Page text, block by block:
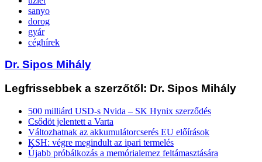
sanyo
dorog
gyár
céghírek
Dr. Sipos Mihály
Legfrissebbek a szerzőtől: Dr. Sipos Mihály
500 milliárd USD-s Nvida – SK Hynix szerződés
Csődöt jelentett a Varta
Változhatnak az akkumulátorcserés EU előírások
KSH: végre megindult az ipari termelés
Újabb próbálkozás a memórialemez feltámasztására